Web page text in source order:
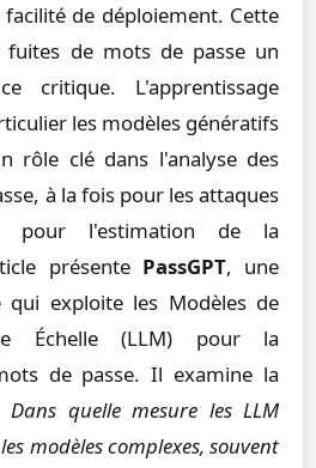
de déploiement. Cette
fuites de mots de passe un
critique. L'apprentissage
les modèles génératifs
rôle clé dans l'analyse des
à la fois pour les attaques
pour l'estimation de la
présente PassGPT, une
qui exploite les Modèles de
Échelle (LLM) pour la
de passe. Il examine la
:Dans quelle mesure les LLM
modèles complexes, souvent